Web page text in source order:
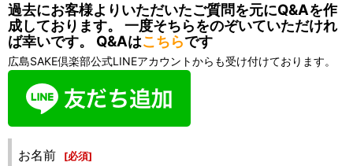
過去にお客様よりいただいたご質問を元にQ&Aを作
成しております。 一度そちらをのぞいていただけれ
ば幸いです。 Q&Aはこちらです
広島SAKE倶楽部公式LINEアカウントからも受け付けております。
お名前 [必須]